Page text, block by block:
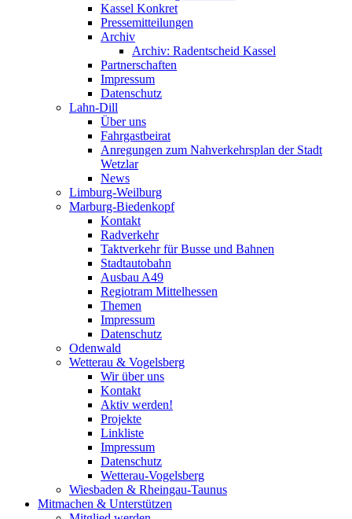
Kassel Konkret
Pressemitteilungen
Archiv
Archiv: Radentscheid Kassel
Partnerschaften
Impressum
Datenschutz
Lahn-Dill
Über uns
Fahrgastbeirat
Anregungen zum Nahverkehrsplan der Stadt
Wetzlar
News
Limburg-Weilburg
Marburg-Biedenkopf
Kontakt
Radverkehr
Taktverkehr für Busse und Bahnen
Stadtautobahn
Ausbau A49
Regiotram Mittelhessen
Themen
Impressum
Datenschutz
Odenwald
Wetterau & Vogelsberg
Wir über uns
Kontakt
Aktiv werden!
Projekte
Linkliste
Impressum
Datenschutz
Wetterau-Vogelsberg
Wiesbaden & Rheingau-Taunus
Mitmachen & Unterstützen